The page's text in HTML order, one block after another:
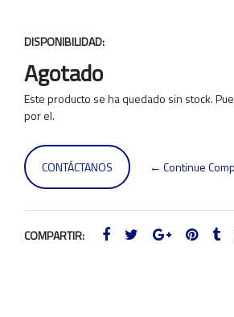
DISPONIBILIDAD:
Agotado
Este producto se ha quedado sin stock.
por el.
CONTÁCTANOS ← Continue
COMPARTIR: